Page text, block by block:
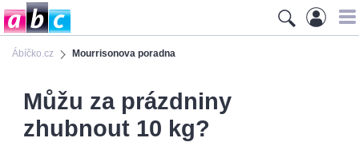
Ábíčko.cz Mourrisonova poradna
Můžu za prázdniny
zhubnout 10 kg?